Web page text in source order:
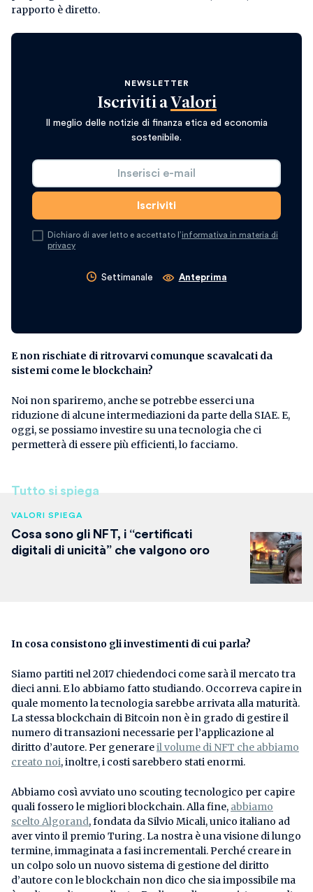
rapporto è diretto.
NEWSLETTER
Iscriviti a Valori
Il meglio delle notizie di finanza etica ed economia
sostenibile.
Dichiaro di aver letto e accettato l’informativa in materia di
privacy
Settimanale Anteprima
E non rischiate di ritrovarvi comunque scavalcati da
sistemi come le blockchain?
Noi non spariremo, anche se potrebbe esserci una
riduzione di alcune intermediazioni da parte della SIAE. E,
oggi, se possiamo investire su una tecnologia che ci
permetterà di essere più efficienti, lo facciamo.
Tutto si spiega
VALORI SPIEGA
Cosa sono gli NFT, i “certificati
digitali di unicità” che valgono oro
In cosa consistono gli investimenti di cui parla?
Siamo partiti nel 2017 chiedendoci come sarà il mercato tra
dieci anni. E lo abbiamo fatto studiando. Occorreva capire in
quale momento la tecnologia sarebbe arrivata alla maturità.
La stessa blockchain di Bitcoin non è in grado di gestire il
numero di transazioni necessarie per l’applicazione al
diritto d’autore. Per generareil volume di NFT che abbiamo
creato noi, inoltre, i costi sarebbero stati enormi.
Abbiamo così avviato uno scouting tecnologico per capire
quali fossero le migliori blockchain. Alla fine, abbiamo
scelto Algorand, fondata da Silvio Micali, unico italiano ad
aver vinto il premio Turing. La nostra è una visione di lungo
termine, immaginata a fasi incrementali. Perché creare in
un colpo solo un nuovo sistema di gestione del diritto
d’autore con le blockchain non dico che sia impossibile ma